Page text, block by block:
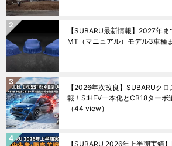
【SUBARU最新情報】2027年
MT（マニュアル）モデル3車種
【2026年次改良】SUBARUク
報！S:HEV一本化とCB18ターボ
（44 view）
【SUBARU 2026年上半期実績